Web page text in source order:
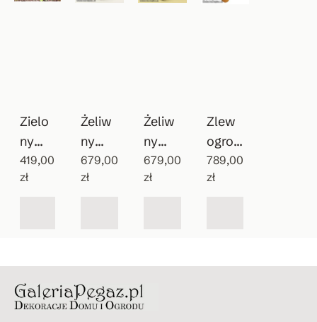
Zielo
ny
wiszą
cy
419,00
zł
Żeliw
ny
patyn
owan
679,00
zł
Żeliw
ny
zlewo
zmyw
679,00
zł
Zlew
ogrod
owy
Vintag
789,00
zł